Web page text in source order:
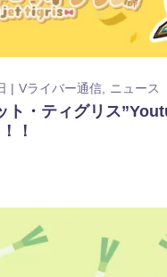
Vライバー通信 ニュース
ト・ティグリス
！